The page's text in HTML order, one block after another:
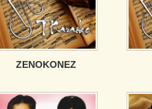
ZENOKONEZ